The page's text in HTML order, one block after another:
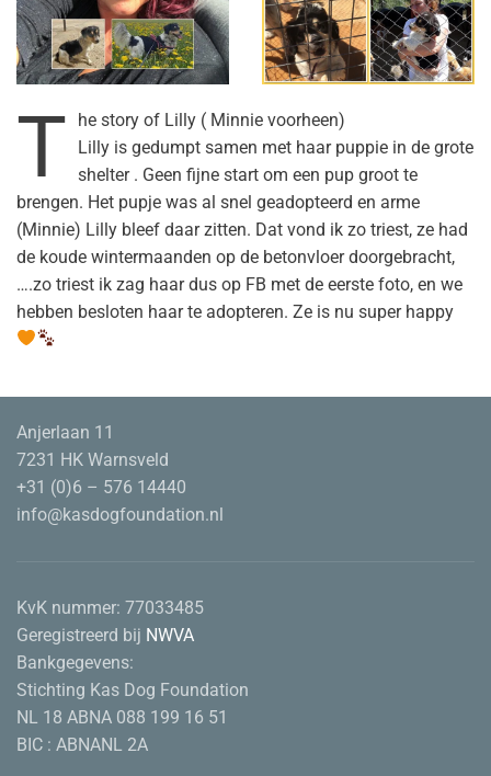
T
he story of Lilly ( Minnie voorheen)
Lilly is gedumpt samen met haar puppie in de grote
shelter . Geen fijne start om een pup groot te
brengen. Het pupje was al snel geadopteerd en arme
(Minnie) Lilly bleef daar zitten. Dat vond ik zo triest, ze had
de koude wintermaanden op de betonvloer doorgebracht,
….zo triest ik zag haar dus op FB met de eerste foto, en we
hebben besloten haar te adopteren. Ze is nu super happy
Anjerlaan 11
7231 HK Warnsveld
+31 (0)6 – 576 14440
info@kasdogfoundation.nl
KvK nummer: 77033485
Geregistreerd bij NWVA
Bankgegevens:
Stichting Kas Dog Foundation
NL 18 ABNA 088 199 16 51
BIC : ABNANL 2A